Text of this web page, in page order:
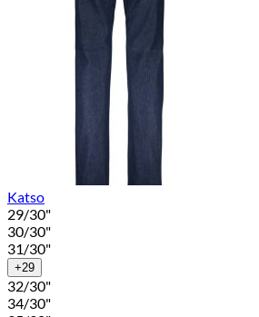
Katso
29/30"
30/30"
31/30"
+29
32/30"
34/30"